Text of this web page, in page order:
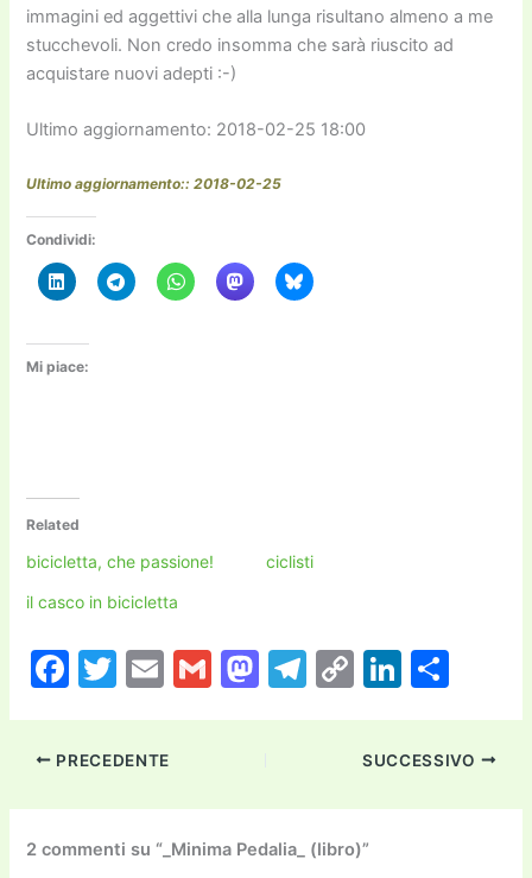
immagini ed aggettivi che alla lunga risultano almeno a me
stucchevoli. Non credo insomma che sarà riuscito ad
acquistare nuovi adepti :-)
Ultimo aggiornamento: 2018-02-25 18:00
Ultimo aggiornamento:: 2018-02-25
Condividi:
Mi piace:
Related
bicicletta, che passione!
ciclisti
il casco in bicicletta
F
c
e
b
o
T
itt
er
E
ai
l
G
M
d
o
T
a
m
C
p
y
Li
n
Li
k
e
dI
n
di
vi
PRECEDENTE SUCCESSIVO
2 commenti su “_Minima Pedalia_ (libro)”